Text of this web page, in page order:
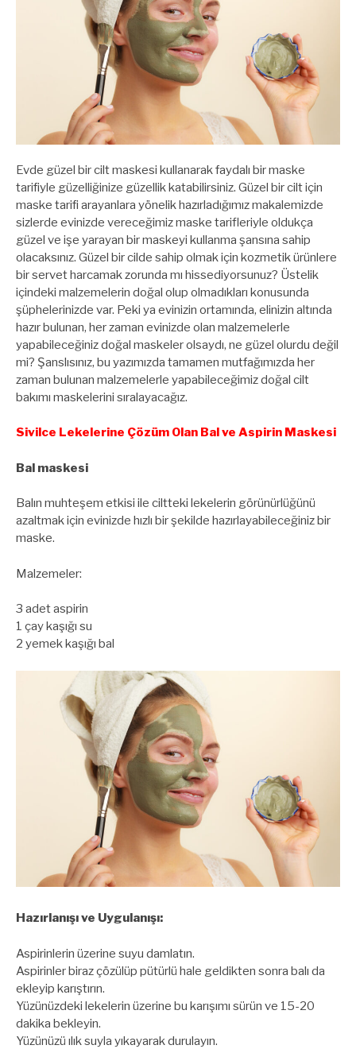
Evde güzel bir cilt maskesi kullanarak faydalı bir maske
tarifiyle güzelliğinize güzellik katabilirsiniz. Güzel bir cilt için
maske tarifi arayanlara yönelik hazırladığımız makalemizde
sizlerde evinizde vereceğimiz maske tarifleriyle oldukça
güzel ve işe yarayan bir maskeyi kullanma şansına sahip
olacaksınız. Güzel bir cilde sahip olmak için kozmetik ürünlere
bir servet harcamak zorunda mı hissediyorsunuz? Üstelik
içindeki malzemelerin doğal olup olmadıkları konusunda
şüphelerinizde var. Peki ya evinizin ortamında, elinizin altında
hazır bulunan, her zaman evinizde olan malzemelerle
yapabileceğiniz doğal maskeler olsaydı, ne güzel olurdu değil
mi? Şanslısınız, bu yazımızda tamamen mutfağımızda her
zaman bulunan malzemelerle yapabileceğimiz doğal cilt
bakımı maskelerini sıralayacağız.
Sivilce Lekelerine Çözüm Olan Bal ve Aspirin Maskesi
Bal maskesi
Balın muhteşem etkisi ile ciltteki lekelerin görünürlüğünü
azaltmak için evinizde hızlı bir şekilde hazırlayabileceğiniz bir
maske.
Malzemeler:
3 adet aspirin
1 çay kaşığı su
2 yemek kaşığı bal
Hazırlanışı ve Uygulanışı:
Aspirinlerin üzerine suyu damlatın.
Aspirinler biraz çözülüp pütürlü hale geldikten sonra balı da
ekleyip karıştırın.
Yüzünüzdeki lekelerin üzerine bu karışımı sürün ve 15-20
dakika bekleyin.
Yüzünüzü ılık suyla yıkayarak durulayın.